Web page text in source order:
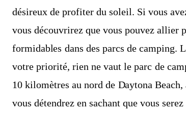
désireux de profiter du soleil. Si vous
vous découvrirez que vous pouvez allier
formidables dans des parcs de camping.
votre priorité, rien ne vaut le parc de
10 kilomètres au nord de Daytona
vous détendrez en sachant que vous